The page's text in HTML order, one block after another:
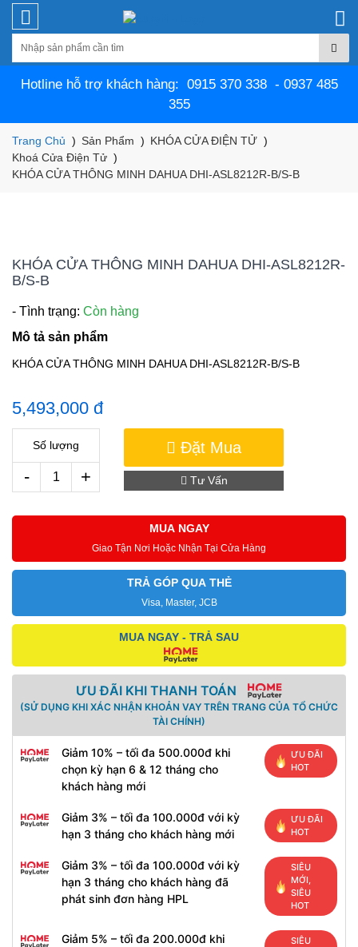
Hotline hỗ trợ khách hàng: 0915 370 338 - 0937 485
355
Trang Chủ Sản Phẩm
KHÓA CỬA ĐIỆN TỬ
Khoá Cửa Điện Tử
KHÓA CỬA THÔNG MINH DAHUA DHI-ASL8212R-B/S-B
KHÓA CỬA THÔNG MINH DAHUA DHI-ASL8212R-
B/S-B
- Tình trạng: Còn hàng
Mô tả sản phẩm
KHÓA CỬA THÔNG MINH DAHUA DHI-ASL8212R-B/S-B
5,493,000 đ
Số lượng
- +
Đặt Mua
Tư Vấn
MUA NGAY
Giao Tận Nơi Hoặc Nhận Tại Cửa Hàng
TRẢ GÓP QUA THẺ
Visa, Master, JCB
MUA NGAY - TRẢ SAU
ƯU ĐÃI KHI THANH TOÁN
(SỬ DỤNG KHI XÁC NHẬN KHOẢN VAY TRÊN TRANG CỦA TỔ CHỨC
TÀI CHÍNH)
Giảm 10% – tối đa 500.000đ khi
chọn kỳ hạn 6 & 12 tháng cho
khách hàng mới
ƯU ĐÃI
HOT
Giảm 3% – tối đa 100.000đ với kỳ
hạn 3 tháng cho khách hàng mới
ƯU ĐÃI
HOT
Giảm 3% – tối đa 100.000đ với kỳ
hạn 3 tháng cho khách hàng đã
phát sinh đơn hàng HPL
SIÊU
MỚI,
SIÊU
HOT
Giảm 5% – tối đa 200.000đ khi
SIÊU